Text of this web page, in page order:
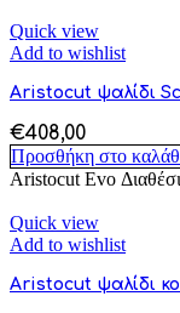
Quick view
Add to wishlist
Aristocut ψαλίδι
€408,00
Προσθήκη στο
Aristocut Evo
Quick view
Add to wishlist
Aristocut ψαλίδι